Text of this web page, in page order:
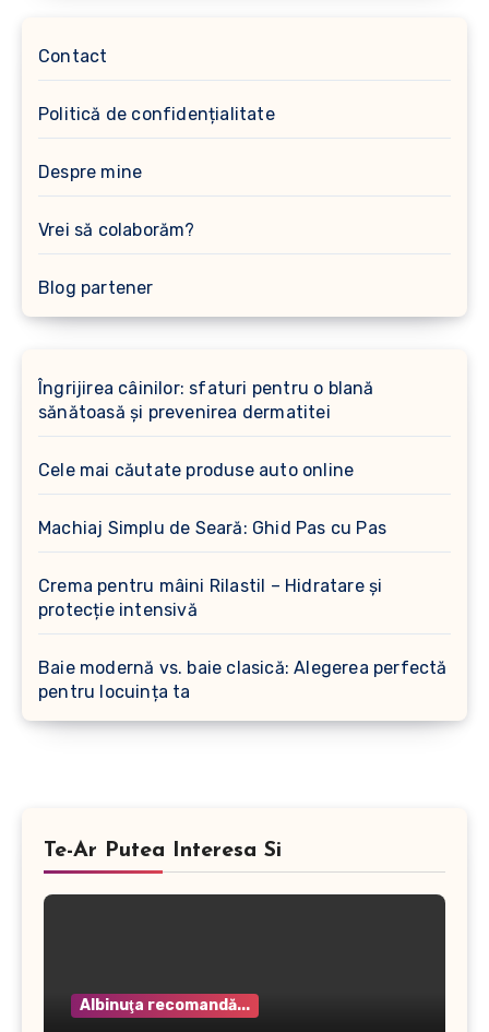
Contact
Politică de confidențialitate
Despre mine
Vrei să colaborăm?
Blog partener
Îngrijirea câinilor: sfaturi pentru o blană
sănătoasă și prevenirea dermatitei
Cele mai căutate produse auto online
Machiaj Simplu de Seară: Ghid Pas cu Pas
Crema pentru mâini Rilastil – Hidratare și
protecție intensivă
Baie modernă vs. baie clasică: Alegerea perfectă
pentru locuința ta
Te-Ar Putea Interesa Si
Albinuţa recomandă...